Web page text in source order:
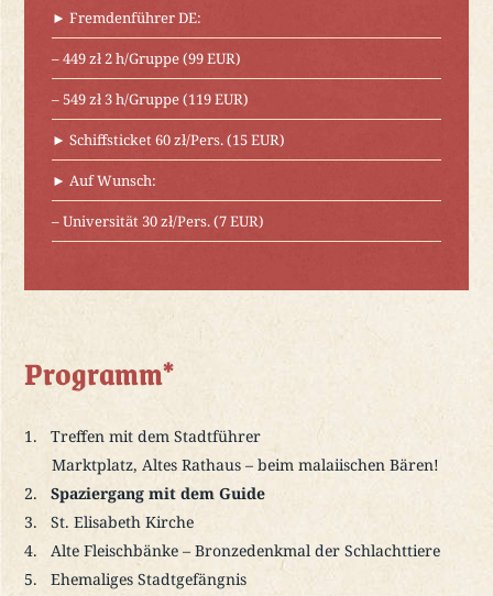
► Fremdenführer DE:
– 449 zł 2 h/Gruppe (99 EUR)
– 549 zł 3 h/Gruppe (119 EUR)
► Schiffsticket 60 zł/Pers. (15 EUR)
► Auf Wunsch:
– Universität 30 zł/Pers. (7 EUR)
Programm*
Treffen mit dem Stadtführer
Marktplatz, Altes Rathaus – beim malaiischen Bären!
Spaziergang mit dem Guide
St. Elisabeth Kirche
Alte Fleischbänke – Bronzedenkmal der Schlachttiere
Ehemaliges Stadtgefängnis